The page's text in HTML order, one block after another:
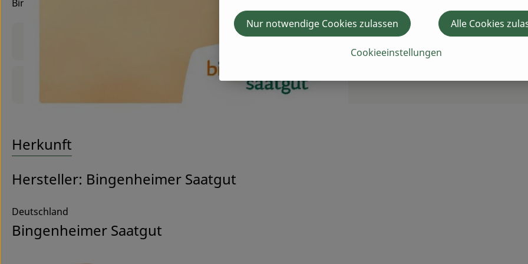
Bingenheimer Saatgut
Herkunft
Hersteller: Bingenheimer Saatgut
Deutschland
Bingenheimer Saatgut
Cookieeinstellungen
Nur notwendige Cookies zulassen Alle Cookies